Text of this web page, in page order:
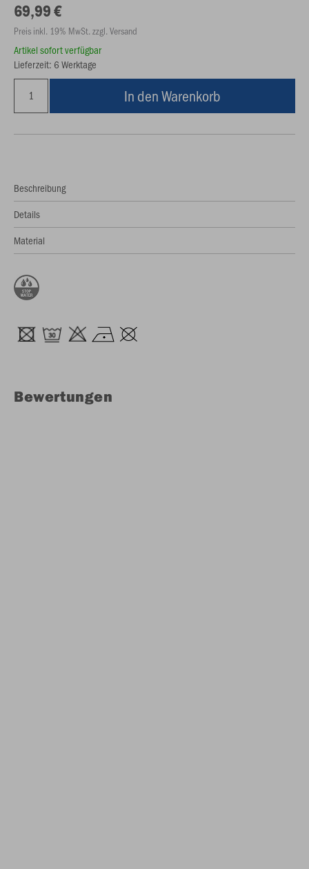
69,99 €
Preis inkl. 19% MwSt. zzgl. Versand
Artikel sofort verfügbar
Lieferzeit: 6 Werktage
In den Warenkorb
Beschreibung
Details
Material
Bewertungen